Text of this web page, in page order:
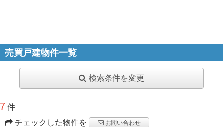
売買戸建物件一覧
検索条件を変更
7 件
チェックした物件を
お問い合わせ